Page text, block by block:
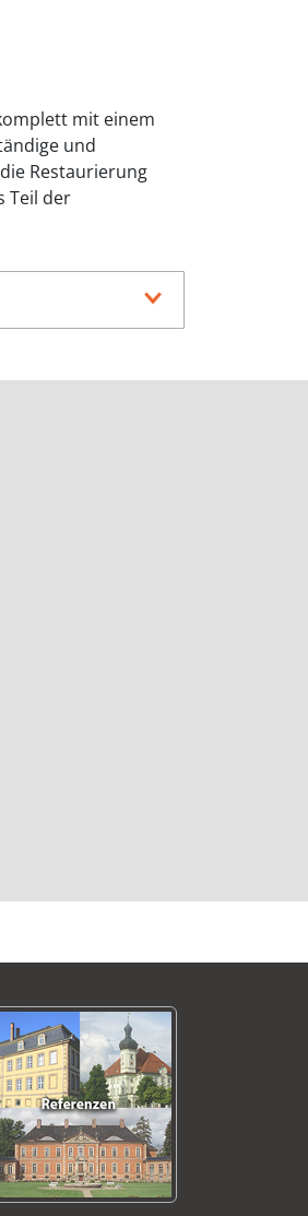
mit einem
und
Restaurierung
Teil der